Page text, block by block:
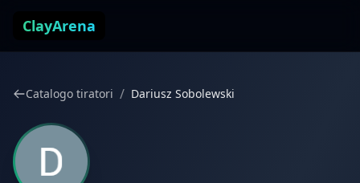
ClayArena
Catalogo tiratori / Dariusz Sobolewski